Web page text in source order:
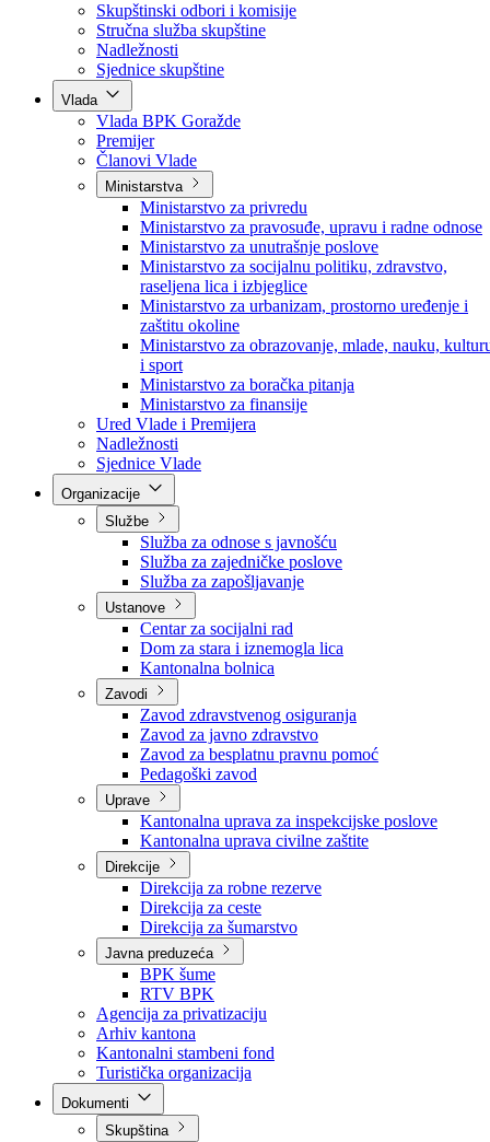
Poslanici po strankama
Poslanici po klubovima naroda
Kolegij skupštine
Skupštinski odbori i komisije
Stručna služba skupštine
Nadležnosti
Sjednice skupštine
Vlada
Vlada BPK Goražde
Premijer
Članovi Vlade
Ministarstva
Ministarstvo za privredu
Ministarstvo za pravosuđe, upravu i radne odnose
Ministarstvo za unutrašnje poslove
Ministarstvo za socijalnu politiku, zdravstvo,
raseljena lica i izbjeglice
Ministarstvo za urbanizam, prostorno uređenje i
zaštitu okoline
Ministarstvo za obrazovanje, mlade, nauku,
i sport
Ministarstvo za boračka pitanja
Ministarstvo za finansije
Ured Vlade i Premijera
Nadležnosti
Sjednice Vlade
Službe
Služba za odnose s javnošću
Služba za zajedničke poslove
Služba za zapošljavanje
Ustanove
Centar za socijalni rad
Dom za stara i iznemogla lica
Kantonalna bolnica
Zavodi
Zavod zdravstvenog osiguranja
Zavod za javno zdravstvo
Zavod za besplatnu pravnu pomoć
Pedagoški zavod
Uprave
Kantonalna uprava za inspekcijske poslove
Kantonalna uprava civilne zaštite
Direkcije
Direkcija za robne rezerve
Direkcija za ceste
Direkcija za šumarstvo
Javna preduzeća
BPK šume
RTV BPK
Agencija za privatizaciju
Arhiv kantona
Kantonalni stambeni fond
Turistička organizacija